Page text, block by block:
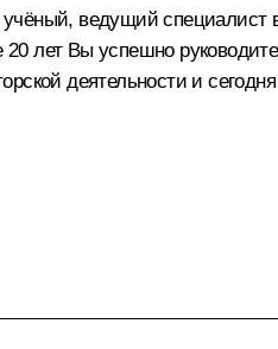
ведущий специалист
лет Вы успешно
деятельности и